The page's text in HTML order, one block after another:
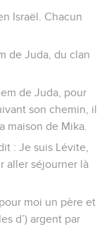
Israël. Chacun
de Juda, du clan
de Juda, pour
son chemin, il
maison de Mika.
: Je suis Lévite,
aller séjourner là
moi un père et
d’) argent par